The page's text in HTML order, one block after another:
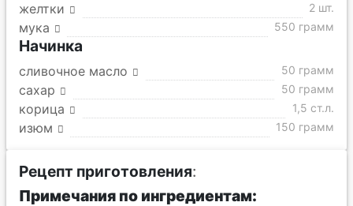
желтки 2 шт.
мука 550 грамм
Начинка
сливочное масло 50 грамм
сахар 50 грамм
корица 1,5 ст.л.
изюм 150 грамм
Рецепт приготовления:
Примечания по ингредиентам: